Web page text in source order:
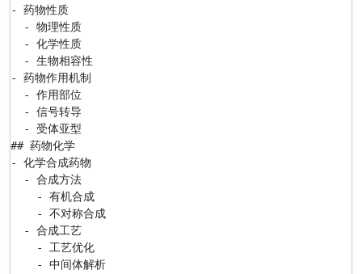
- 药物性质
  - 物理性质
  - 化学性质
  - 生物相容性
- 药物作用机制
  - 作用部位
  - 信号转导
  - 受体亚型
## 药物化学
- 化学合成药物
  - 合成方法
    - 有机合成
    - 不对称合成
  - 合成工艺
    - 工艺优化
    - 中间体解析